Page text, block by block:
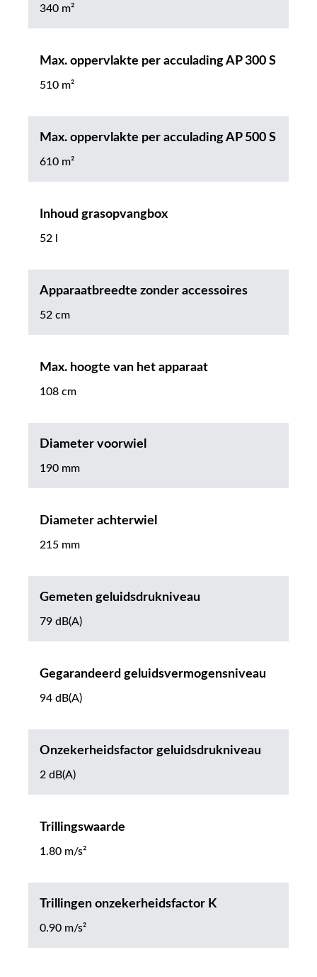
340 m²
Max. oppervlakte per acculading AP 300 S
510 m²
Max. oppervlakte per acculading AP 500 S
610 m²
Inhoud grasopvangbox
52 l
Apparaatbreedte zonder accessoires
52 cm
Max. hoogte van het apparaat
108 cm
Diameter voorwiel
190 mm
Diameter achterwiel
215 mm
Gemeten geluidsdrukniveau
79 dB(A)
Gegarandeerd geluidsvermogensniveau
94 dB(A)
Onzekerheidsfactor geluidsdrukniveau
2 dB(A)
Trillingswaarde
1.80 m/s²
Trillingen onzekerheidsfactor K
0.90 m/s²